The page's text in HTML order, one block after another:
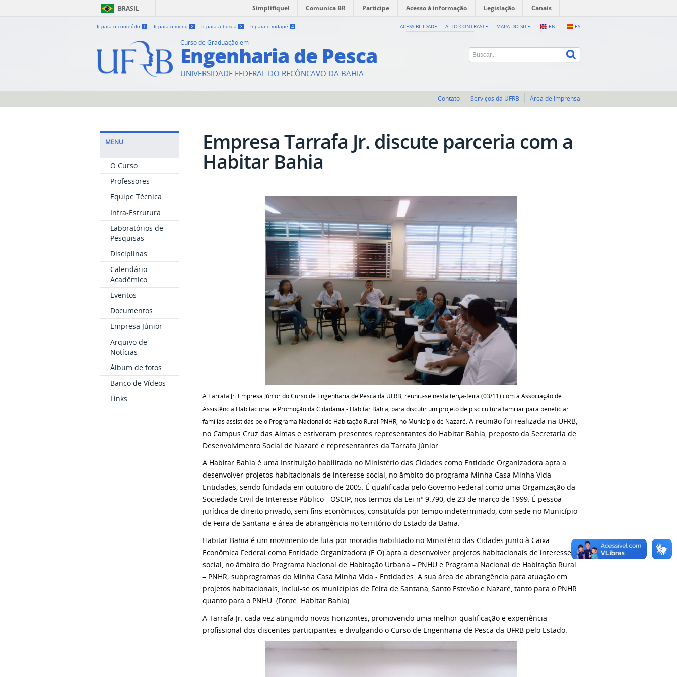
BRASIL Simplifique! Comunica BR Participe Acesso à informação Legislação Canais
Ir para o conteúdo 1 Ir para o menu 2 Ir para a busca 3 Ir para o rodapé 4 EN ES
ACESSIBILIDADE ALTO CONTRASTE MAPA DO SITE
Curso de Graduação em
Engenharia de Pesca
UNIVERSIDADE FEDERAL DO RECÔNCAVO DA BAHIA
Contato Serviços da UFRB Área de Imprensa
MENU
O Curso
Professores
Equipe Técnica
Infra-Estrutura
Laboratórios de
Pesquisas
Disciplinas
Calendário
Acadêmico
Eventos
Documentos
Empresa Júnior
Arquivo de
Notícias
Álbum de fotos
Banco de Vídeos
Links
Empresa Tarrafa Jr. discute parceria com a
Habitar Bahia
A Tarrafa Jr. Empresa Júnior do Curso de Engenharia de Pesca da UFRB, reuniu-se nesta terça-feira (03/11) com a Associação de
Assistência Habitacional e Promoção da Cidadania - Habitar Bahia, para discutir um projeto de piscicultura familiar para beneficiar
famílias assistidas pelo Programa Nacional de Habitação Rural-PNHR, no Município de Nazaré.A reunião foi realizada na UFRB,
no Campus Cruz das Almas e estiveram presentes representantes do Habitar Bahia, preposto da Secretaria de
Desenvolvimento Social de Nazaré e representantes da Tarrafa Júnior.
A Habitar Bahia é uma Instituição habilitada no Ministério das Cidades como Entidade Organizadora apta a
desenvolver projetos habitacionais de interesse social, no âmbito do programa Minha Casa Minha Vida
Entidades, sendo fundada em outubro de 2005. É qualificada pelo Governo Federal como uma Organização da
Sociedade Civil de Interesse Público - OSCIP, nos termos da Lei nº 9.790, de 23 de março de 1999. É pessoa
jurídica de direito privado, sem fins econômicos, constituída por tempo indeterminado, com sede no Município
de Feira de Santana e área de abrangência no território do Estado da Bahia.
Habitar Bahia é um movimento de luta por moradia habilitado no Ministério das Cidades junto à Caixa
Econômica Federal como Entidade Organizadora (E.O) apta a desenvolver projetos habitacionais de interesse
social, no âmbito do Programa Nacional de Habitação Urbana – PNHU e Programa Nacional de Habitação Rural
– PNHR; subprogramas do Minha Casa Minha Vida - Entidades. A sua área de abrangência para atuação em
projetos habitacionais, inclui-se os municípios de Feira de Santana, Santo Estevão e Nazaré, tanto para o PNHR
quanto para o PNHU. (Fonte: Habitar Bahia)
A Tarrafa Jr. cada vez atingindo novos horizontes, promovendo uma melhor qualificação e experiência
profissional dos discentes participantes e divulgando o Curso de Engenharia de Pesca da UFRB pelo Estado.